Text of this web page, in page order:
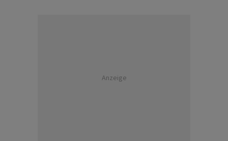
Anzeige